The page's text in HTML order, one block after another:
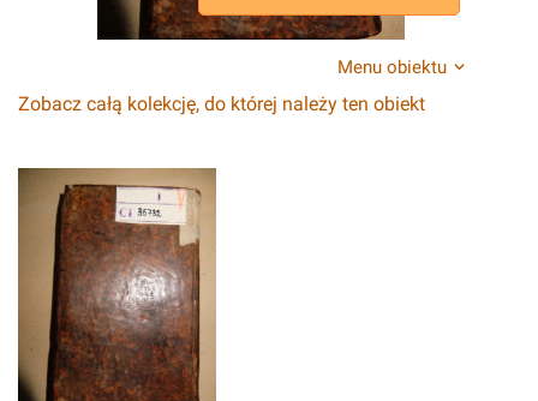
Menu obiektu
Zobacz całą kolekcję, do której należy ten obiekt